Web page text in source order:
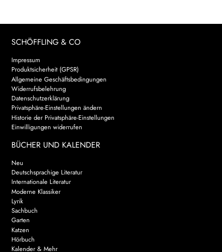
SCHÖFFLING & CO
Impressum
Produktsicherheit (GPSR)
Allgemeine Geschäftsbedingungen
Widerrufsbelehrung
Datenschutzerklärung
Privatsphäre-Einstellungen ändern
Historie der Privatsphäre-Einstellungen
Einwilligungen widerrufen
BÜCHER UND KALENDER
Neu
Deutschsprachige Literatur
Internationale Literatur
Moderne Klassiker
Lyrik
Sachbuch
Garten
Katzen
Hörbuch
Kalender & Mehr